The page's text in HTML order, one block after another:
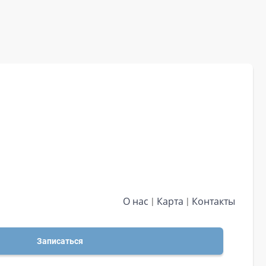
О нас Карта Контакты
Записаться